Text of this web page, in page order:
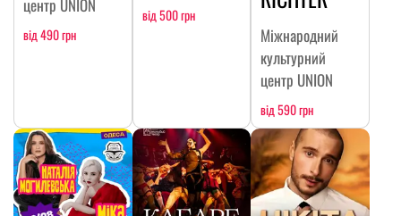
центр UNION
від 490 грн
від 500 грн
Міжнародний
культурний
центр UNION
від 590 грн